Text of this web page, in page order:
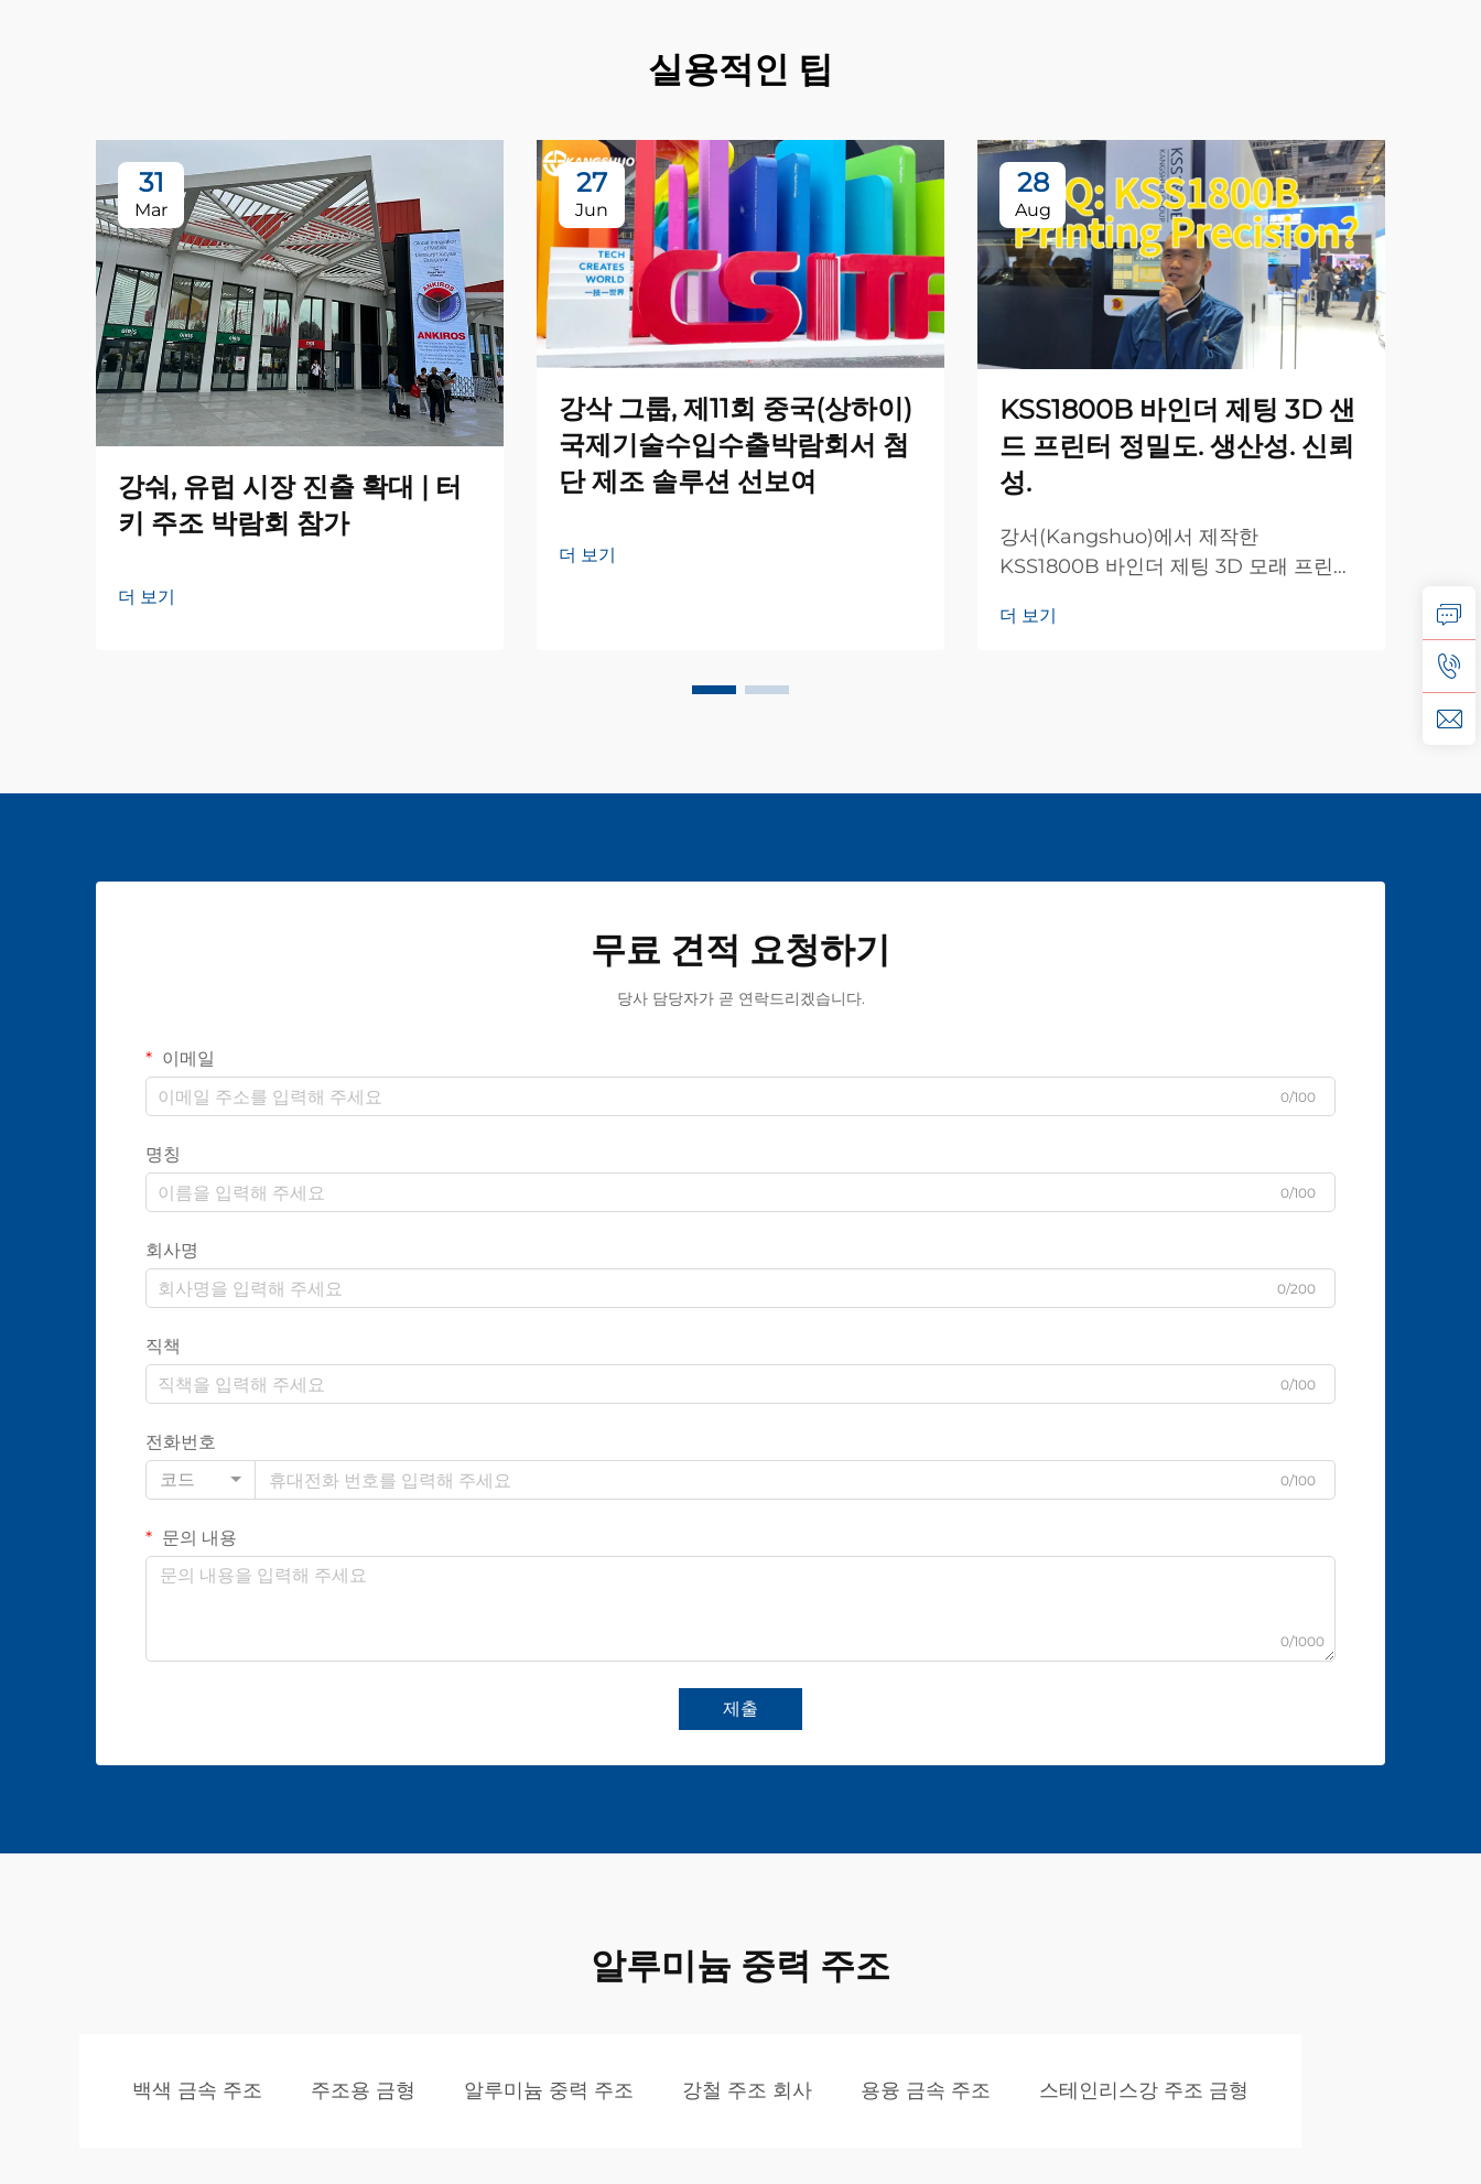
실용적인 팁
31
Mar
강숴, 유럽 시장 진출 확대 | 터
키 주조 박람회 참가
더 보기
27
Jun
강삭 그룹, 제11회 중국(상하이)
국제기술수입수출박람회서 첨
단 제조 솔루션 선보여
더 보기
28
Aug
KSS1800B 바인더 제팅 3D 샌
드 프린터 정밀도. 생산성. 신뢰
성.
강서(Kangshuo)에서 제작한
KSS1800B 바인더 제팅 3D 모래 프린터
능한 0.3-0.6mm 층 두께, 자동차 및 항공
더 보기
다.
무료 견적 요청하기
당사 담당자가 곧 연락드리겠습니다.
이메일
0/100
명칭
0/100
회사명
0/200
직책
0/100
전화번호
코드
0/100
문의 내용
0/1000
제출
알루미늄 중력 주조
백색 금속 주조 주조용 금형 알루미늄 중력 주조 강철 주조 회사 용융 금속 주조 스테인리스강 주조 금형